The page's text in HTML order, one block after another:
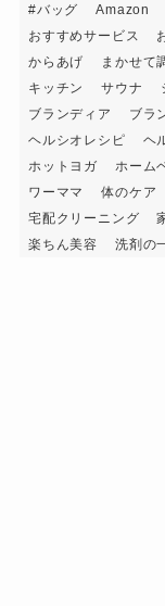
#バッグ Amazon
おすすめサービス
からあげ
まかせて
キッチン
サウナ
ブランディア
ブラ
ヘルシオレシピ
ヘ
ホットヨガ
ホーム
ワーママ
体のケア
宅配クリーニング
楽ちん美容
洗剤の